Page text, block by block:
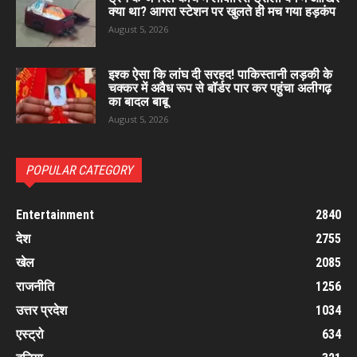
क्या था? आगरा स्टेशन पर खुलते ही मच गया हड़कंप
August 5, 2026
इश्क ऐसा कि लांघ दी सरहद! पाकिस्तानी लड़की के
चक्कर में अवैध रूप से बॉर्डर पार कर पहुंचा अलीगढ़
का बादल बाबू
August 5, 2026
POPULAR CATEGORY
Entertainment
2840
देश
2755
खेल
2085
राजनीति
1256
उत्तर प्रदेश
1034
एस्ट्रो
634